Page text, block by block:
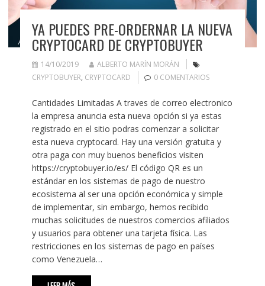
YA PUEDES PRE-ORDERNAR LA NUEVA
CRYPTOCARD DE CRYPTOBUYER
14/10/2019
ALBERTO MARÍN MORÁN
CRYPTOBUYER, CRYPTOCARD 0 COMENTARIOS
Cantidades Limitadas A traves de correo electronico
la empresa anuncia esta nueva opción si ya estas
registrado en el sitio podras comenzar a solicitar
esta nueva cryptocard. Hay una versión gratuita y
otra paga con muy buenos beneficios visiten
https://cryptobuyer.io/es/ El código QR es un
estándar en los sistemas de pago de nuestro
ecosistema al ser una opción económica y simple
de implementar, sin embargo, hemos recibido
muchas solicitudes de nuestros comercios afiliados
y usuarios para obtener una tarjeta física. Las
restricciones en los sistemas de pago en países
como Venezuela…